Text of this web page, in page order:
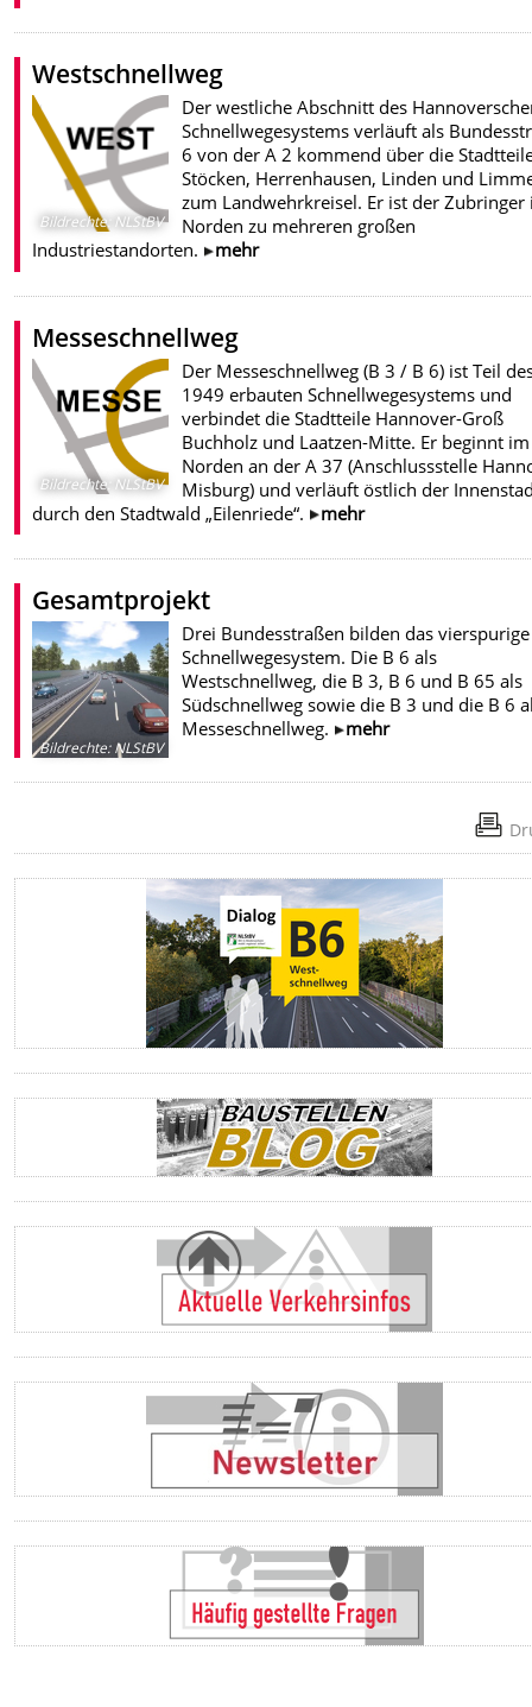
Westschnellweg
Bildrechte: NLStBV
Der westliche Abschnitt des
Schnellwegesystems verläuft als
6 von der A 2 kommend über die
Stöcken, Herrenhausen, Linden und
zum Landwehrkreisel. Er ist der Zubringer
Norden zu mehreren großen
Industriestandorten.
mehr
Messeschnellweg
Bildrechte: NLStBV
Der Messeschnellweg (B 3 / B 6) ist Teil
1949 erbauten Schnellwegesystems und
verbindet die Stadtteile Hannover-Groß
Buchholz und Laatzen-Mitte. Er beginnt im
Norden an der A 37 (Anschlussstelle
Misburg) und verläuft östlich der
durch den Stadtwald „Eilenriede“.
mehr
Gesamtprojekt
Bildrechte:NLStBV
Drei Bundesstraßen bilden das vierspurige
Schnellwegesystem. Die B 6 als
Westschnellweg, die B 3, B 6 und B 65 als
Südschnellweg sowie die B 3 und die B 6
Messeschnellweg.
mehr